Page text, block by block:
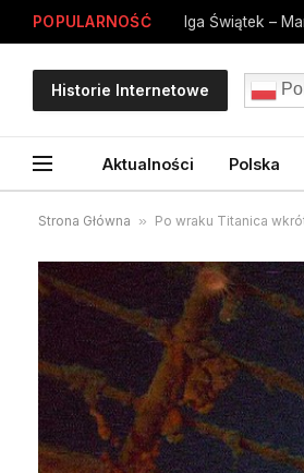
POPULARNOŚĆ
Historie Internetowe
Aktualności Polska
Strona Główna » Po wraku Titanica